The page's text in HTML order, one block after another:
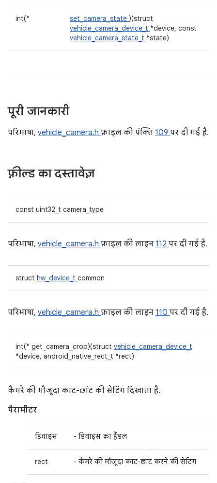
int(* set_camera_state )(struct
vehicle_camera_device_t *device, const
vehicle_camera_state_t *state)
पूरी जानकारी
परिभाषा, vehicle_camera.h फ़ाइल की पंक्ति 109 पर दी गई है.
फ़ील्ड का दस्तावेज़
const uint32_t camera_type
परिभाषा, vehicle_camera.h फ़ाइल की लाइन 112 पर दी गई है.
struct hw_device_t common
परिभाषा, vehicle_camera.h फ़ाइल की लाइन 110 पर दी गई है.
int(* get_camera_crop)(struct vehicle_camera_device_t
*device, android_native_rect_t *rect)
कैमरे की मौजूदा काट-छांट की सेटिंग दिखाता है.
पैरामीटर
डिवाइस - डिवाइस का हैंडल
rect - कैमरे की मौजूदा काट-छांट करने की सेटिंग